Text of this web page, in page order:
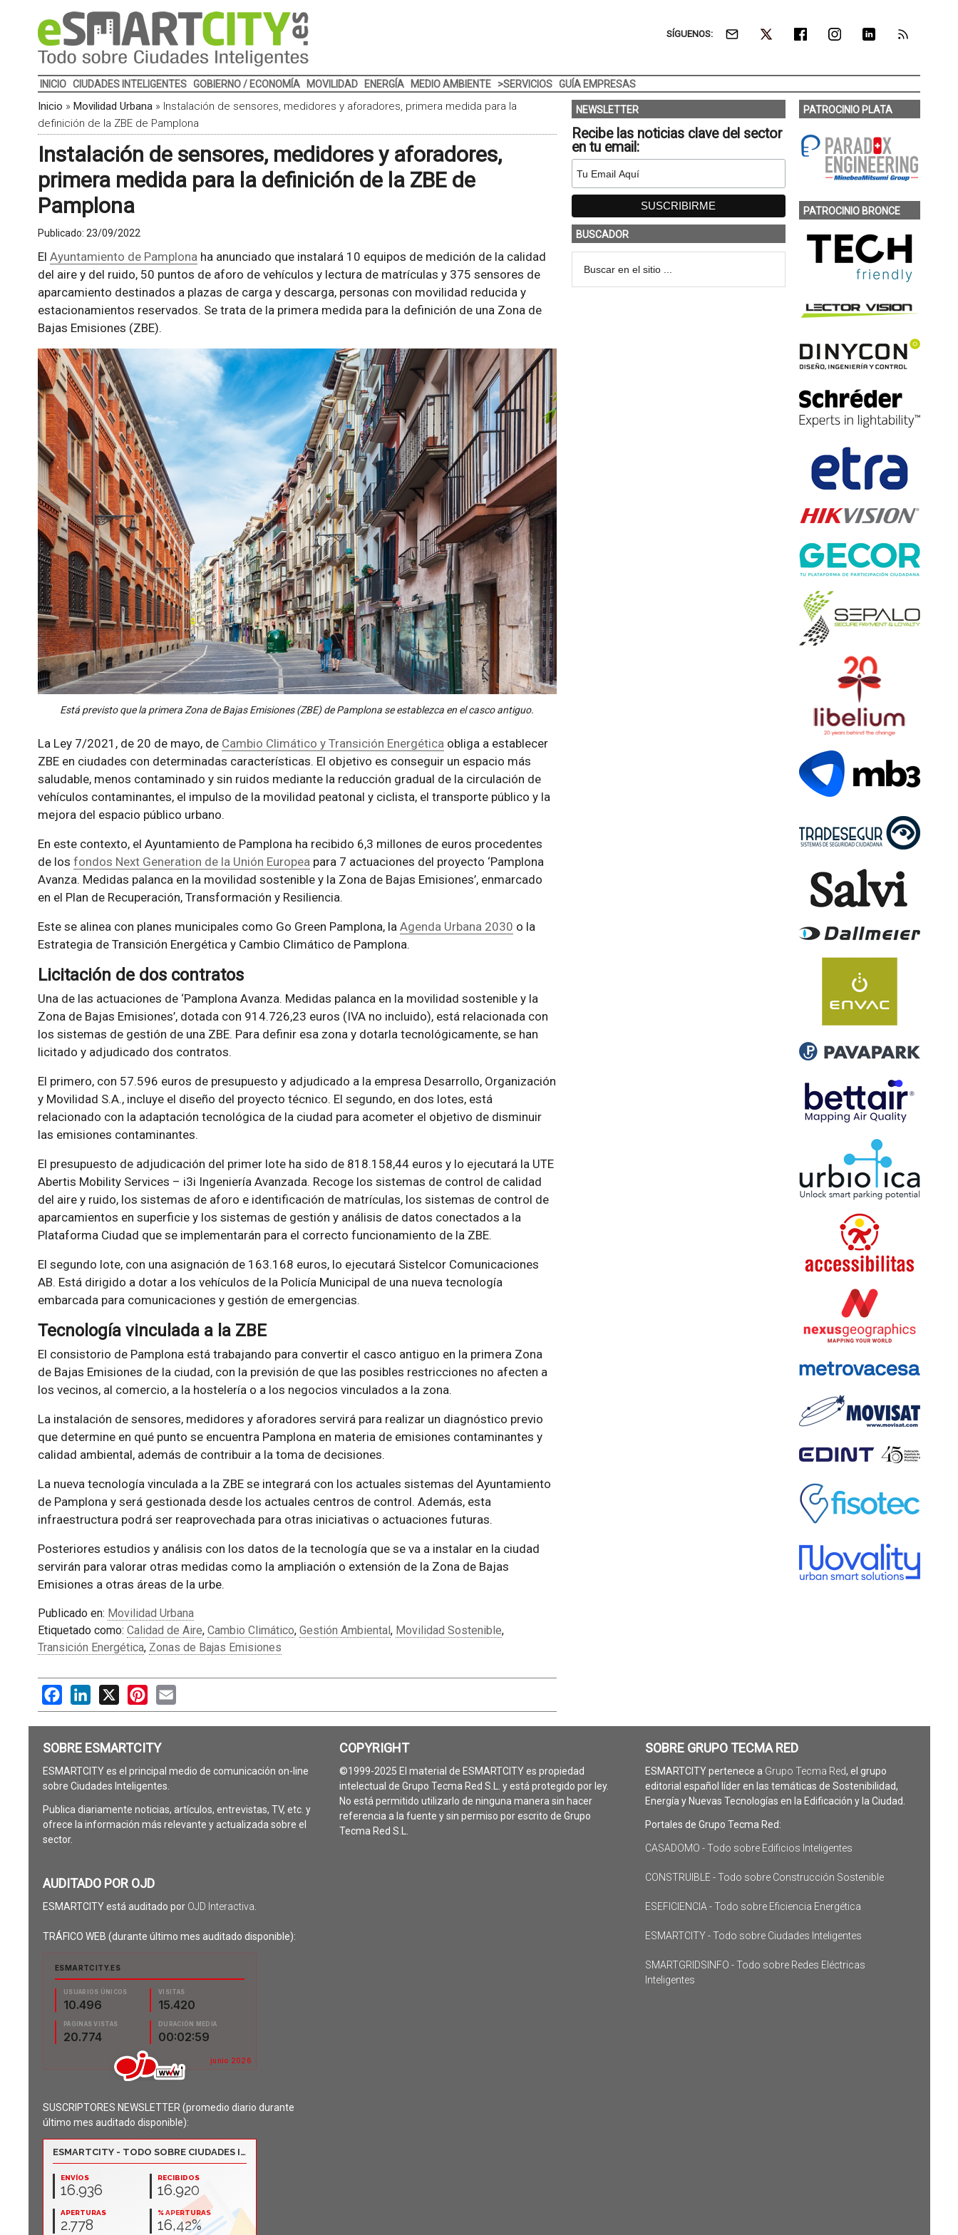
SÍGUENOS:
INICIO CIUDADES INTELIGENTES GOBIERNO / ECONOMÍA MOVILIDAD ENERGÍA MEDIO AMBIENTE >SERVICIOS GUÍA EMPRESAS
Inicio » Movilidad Urbana» Instalación de sensores, medidores y aforadores, primera medida para la
definición de la ZBE de Pamplona
Instalación de sensores, medidores y aforadores,
primera medida para la definición de la ZBE de
Pamplona
Publicado: 23/09/2022
El Ayuntamiento de Pamplonaha anunciado que instalará 10 equipos de medición de la calidad
del aire y del ruido, 50 puntos de aforo de vehículos y lectura de matrículas y 375 sensores de
aparcamiento destinados a plazas de carga y descarga, personas con movilidad reducida y
estacionamientos reservados. Se trata de la primera medida para la definición de una Zona de
Bajas Emisiones (ZBE).
Está previsto que la primera Zona de Bajas Emisiones (ZBE) de Pamplona se establezca en el casco antiguo.
La Ley 7/2021, de 20 de mayo, de Cambio Climático y Transición Energéticaobliga a establecer
ZBE en ciudades con determinadas características. El objetivo es conseguir un espacio más
saludable, menos contaminado y sin ruidos mediante la reducción gradual de la circulación de
vehículos contaminantes, el impulso de la movilidad peatonal y ciclista, el transporte público y la
mejora del espacio público urbano.
En este contexto, el Ayuntamiento de Pamplona ha recibido 6,3 millones de euros procedentes
de los fondos Next Generation de la Unión Europeapara 7 actuaciones del proyecto ‘Pamplona
Avanza. Medidas palanca en la movilidad sostenible y la Zona de Bajas Emisiones’, enmarcado
en el Plan de Recuperación, Transformación y Resiliencia.
Este se alinea con planes municipales como Go Green Pamplona, la Agenda Urbana 2030 o la
Estrategia de Transición Energética y Cambio Climático de Pamplona.
Licitación de dos contratos
Una de las actuaciones de ‘Pamplona Avanza. Medidas palanca en la movilidad sostenible y la
Zona de Bajas Emisiones’, dotada con 914.726,23 euros (IVA no incluido), está relacionada con
los sistemas de gestión de una ZBE. Para definir esa zona y dotarla tecnológicamente, se han
licitado y adjudicado dos contratos.
El primero, con 57.596 euros de presupuesto y adjudicado a la empresa Desarrollo, Organización
y Movilidad S.A., incluye el diseño del proyecto técnico. El segundo, en dos lotes, está
relacionado con la adaptación tecnológica de la ciudad para acometer el objetivo de disminuir
las emisiones contaminantes.
El presupuesto de adjudicación del primer lote ha sido de 818.158,44 euros y lo ejecutará la UTE
Abertis Mobility Services – i3i Ingeniería Avanzada. Recoge los sistemas de control de calidad
del aire y ruido, los sistemas de aforo e identificación de matrículas, los sistemas de control de
aparcamientos en superficie y los sistemas de gestión y análisis de datos conectados a la
Plataforma Ciudad que se implementarán para el correcto funcionamiento de la ZBE.
El segundo lote, con una asignación de 163.168 euros, lo ejecutará Sistelcor Comunicaciones
AB. Está dirigido a dotar a los vehículos de la Policía Municipal de una nueva tecnología
embarcada para comunicaciones y gestión de emergencias.
Tecnología vinculada a la ZBE
El consistorio de Pamplona está trabajando para convertir el casco antiguo en la primera Zona
de Bajas Emisiones de la ciudad, con la previsión de que las posibles restricciones no afecten a
los vecinos, al comercio, a la hostelería o a los negocios vinculados a la zona.
La instalación de sensores, medidores y aforadores servirá para realizar un diagnóstico previo
que determine en qué punto se encuentra Pamplona en materia de emisiones contaminantes y
calidad ambiental, además de contribuir a la toma de decisiones.
La nueva tecnología vinculada a la ZBE se integrará con los actuales sistemas del Ayuntamiento
de Pamplona y será gestionada desde los actuales centros de control. Además, esta
infraestructura podrá ser reaprovechada para otras iniciativas o actuaciones futuras.
Posteriores estudios y análisis con los datos de la tecnología que se va a instalar en la ciudad
servirán para valorar otras medidas como la ampliación o extensión de la Zona de Bajas
Emisiones a otras áreas de la urbe.
Publicado en: Movilidad Urbana
Etiquetado como: Calidad de Aire, Cambio Climático, Gestión Ambiental, Movilidad Sostenible,
Transición Energética, Zonas de Bajas Emisiones
FacebookLinkedIn
X PinterestEmail
NEWSLETTER
Recibe las noticias clave del sector
en tu email:
BUSCADOR
PATROCINIO PLATA
PATROCINIO BRONCE
SOBRE ESMARTCITY
ESMARTCITY es el principal medio de comunicación on-line
sobre Ciudades Inteligentes.
Publica diariamente noticias, artículos, entrevistas, TV, etc. y
ofrece la información más relevante y actualizada sobre el
sector.
AUDITADO POR OJD
ESMARTCITY está auditado por OJD Interactiva
TRÁFICO WEB (durante último mes auditado disponible):
SUSCRIPTORES NEWSLETTER (promedio diario durante
último mes auditado disponible):
COPYRIGHT
©1999-2025 El material de ESMARTCITY es propiedad
intelectual de Grupo Tecma Red S.L. y está protegido por ley.
No está permitido utilizarlo de ninguna manera sin hacer
referencia a la fuente y sin permiso por escrito de Grupo
Tecma Red S.L.
SOBRE GRUPO TECMA RED
ESMARTCITY pertenece a Grupo Tecma Red, el grupo
editorial español líder en las temáticas de Sostenibilidad,
Energía y Nuevas Tecnologías en la Edificación y la Ciudad.
Portales de Grupo Tecma Red:
CASADOMO - Todo sobre Edificios Inteligentes
CONSTRUIBLE - Todo sobre Construcción Sostenible
ESEFICIENCIA - Todo sobre Eficiencia Energética
ESMARTCITY - Todo sobre Ciudades Inteligentes
SMARTGRIDSINFO - Todo sobre Redes Eléctricas
Inteligentes